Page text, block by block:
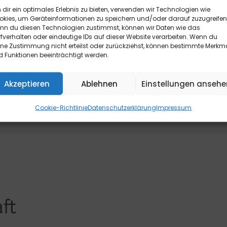
dir ein optimales Erlebnis zu bieten, verwenden wir Technologien wie
um Geräteinformationen zu speichern und/oder darauf
du diesen Technologien zustimmst, können wir Daten wie das
oder eindeutige IDs auf dieser Website verarbeiten. Wenn du
Zustimmung nicht erteilst oder zurückziehst, können bestimmte
Funktionen beeinträchtigt werden.
Akzeptieren Ablehnen Einstellungen
Cookie-RichtlinieDatenschutzerklärungImpressum
die rechtzeitige telefonische oder schriftliche Kündigung
Volmer-Straße 28, 40724 Hilden, Tel.: 02103/204-0, E-
finden Sie hier.